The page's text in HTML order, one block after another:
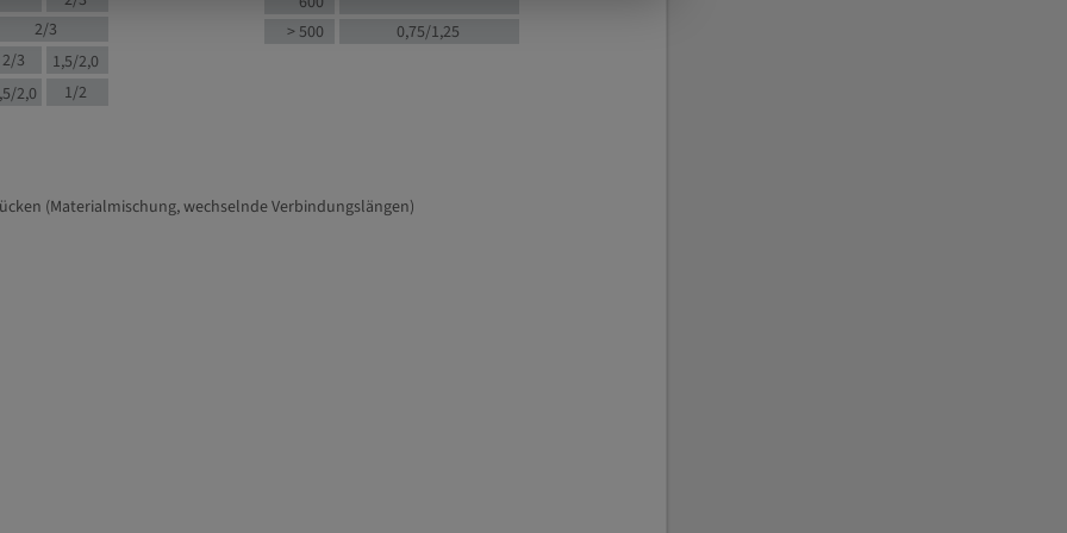
2/3
2/3
1,5/2,0
2,0
1/2
> 500
0,75/1,25
(Materialmischung, wechselnde Verbindungslängen)